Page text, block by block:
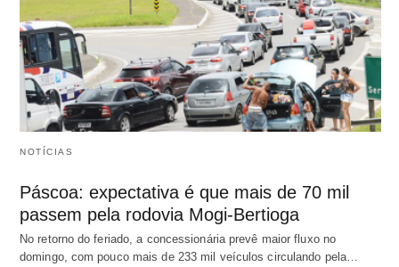
NOTÍCIAS
Páscoa: expectativa é que mais de 70 mil
passem pela rodovia Mogi-Bertioga
No retorno do feriado, a concessionária prevê maior fluxo no
domingo, com pouco mais de 233 mil veículos circulando pela…